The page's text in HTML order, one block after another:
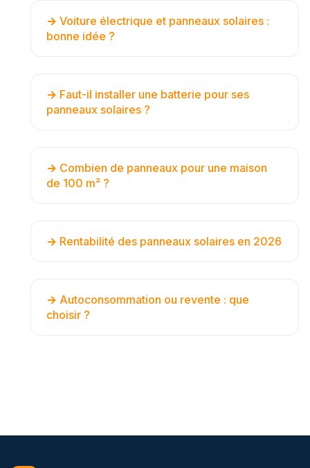
Voiture électrique et panneaux solaires :
bonne idée ?
Faut-il installer une batterie pour ses
panneaux solaires ?
Combien de panneaux pour une maison
de 100 m² ?
Rentabilité des panneaux solaires en 2026
Autoconsommation ou revente : que
choisir ?